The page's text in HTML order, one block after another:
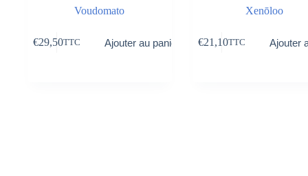
Voudomato
€29,50TTC Ajouter au panier
Xenōloo
€21,10TTC Ajouter